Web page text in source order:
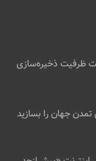
کوچک ۴ ترابایت ظرفیت ذخیره‌سازی